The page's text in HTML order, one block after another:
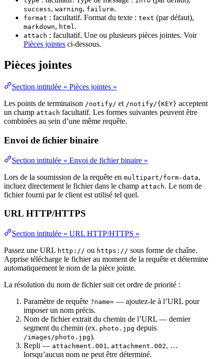
success, warning, failure.
format : facultatif. Format du texte : text (par défaut),
markdown, html.
attach : facultatif. Une ou plusieurs pièces jointes. Voir
Pièces jointes ci-dessous.
Pièces jointes
Section intitulée « Pièces jointes »
Les points de terminaison /notify/ et /notify/{KEY} acceptent
un champ attach facultatif. Les formes suivantes peuvent être
combinées au sein d’une même requête.
Envoi de fichier binaire
Section intitulée « Envoi de fichier binaire »
Lors de la soumission de la requête en multipart/form-data,
incluez directement le fichier dans le champ attach. Le nom de
fichier fourni par le client est utilisé tel quel.
URL HTTP/HTTPS
Section intitulée « URL HTTP/HTTPS »
Passez une URL http:// ou https:// sous forme de chaîne.
Apprise télécharge le fichier au moment de la requête et détermine
automatiquement le nom de la pièce jointe.
La résolution du nom de fichier suit cet ordre de priorité :
Paramètre de requête ?name= — ajoutez-le à l’URL pour
imposer un nom précis.
Nom de fichier extrait du chemin de l’URL — dernier
segment du chemin (ex. photo.jpg depuis
/images/photo.jpg).
Repli — attachment.001, attachment.002, …
lorsqu’aucun nom ne peut être déterminé.